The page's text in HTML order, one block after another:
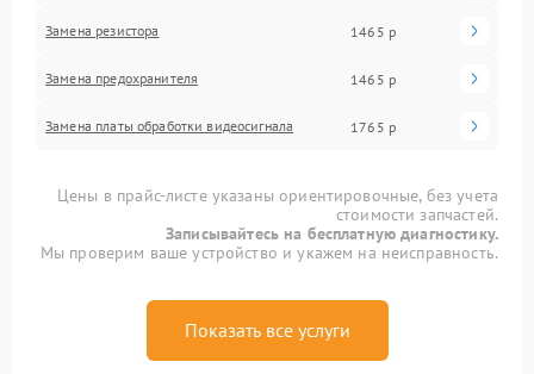
Замена резистора 1465 р
Замена предохранителя 1465 р
Замена платы обработки видеосигнала 1765 р
Цены в прайс-листе указаны ориентировочные, без учета
стоимости запчастей.
Записывайтесь на бесплатную диагностику.
Мы проверим ваше устройство и укажем на неисправность.
Показать все услуги